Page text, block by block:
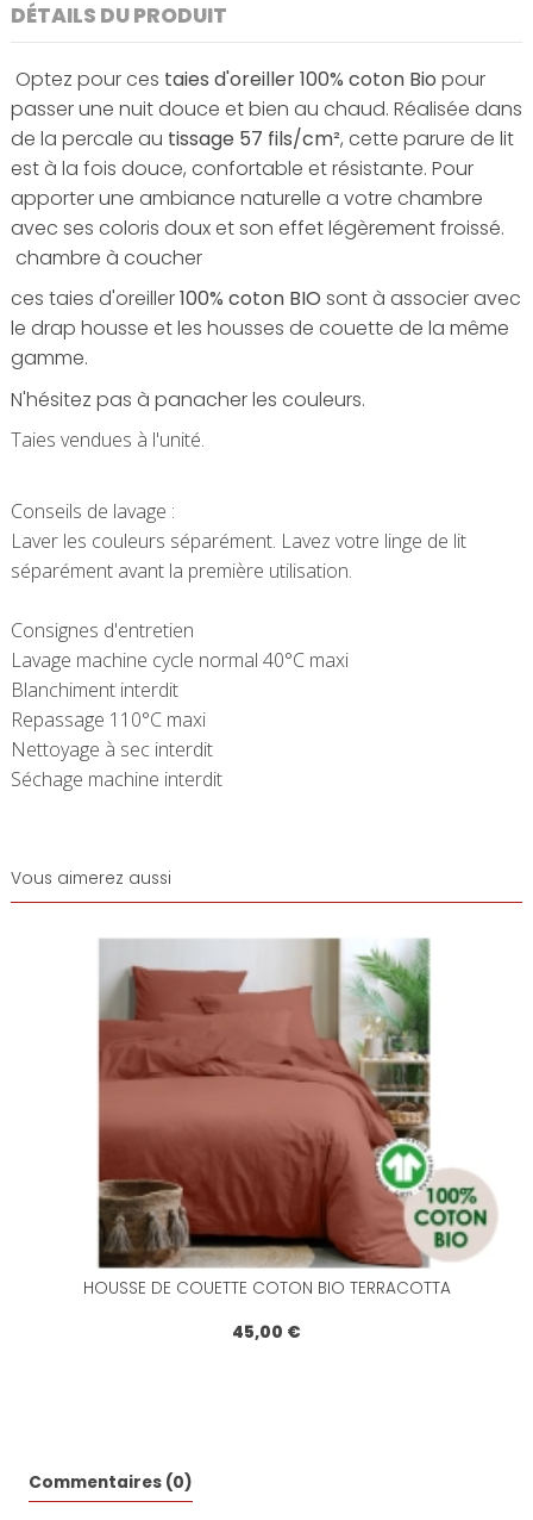
DÉTAILS DU PRODUIT
Optez pour ces taies d'oreiller 100% coton Bio pour
passer une nuit douce et bien au chaud. Réalisée dans
de la percale au tissage 57 fils/cm², cette parure de lit
est à la fois douce, confortable et résistante. Pour
apporter une ambiance naturelle a votre chambre
avec ses coloris doux et son effet légèrement froissé.
chambre à coucher
ces taies d'oreiller100% coton BIO sont à associer avec
le drap housse et les housses de couette de la même
gamme.
N'hésitez pas à panacher les couleurs.
Taies vendues à l'unité.
Conseils de lavage :
Laver les couleurs séparément. Lavez votre linge de lit
séparément avant la première utilisation.
Consignes d'entretien
Lavage machine cycle normal 40°C maxi
Blanchiment interdit
Repassage 110°C maxi
Nettoyage à sec interdit
Séchage machine interdit
Vous aimerez aussi
HOUSSE DE COUETTE COTON BIO TERRACOTTA
45,00 €
Commentaires (0)